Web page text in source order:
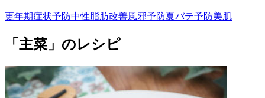
更年期症状予防中性脂肪改善風邪予防夏バテ予防美肌
「主菜」のレシピ